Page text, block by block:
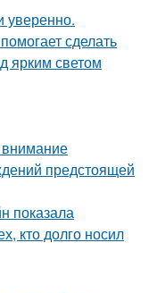
уверенно.
сделать
ярким светом
предстоящей
показала
кто долго носил